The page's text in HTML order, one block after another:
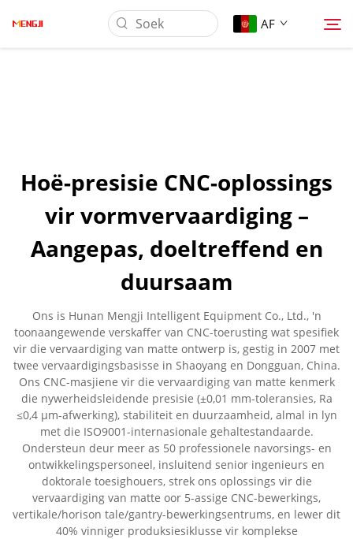
AF
Toepassing
Laai Af
Kontak Ons
Hoë-presisie CNC-oplossings
vir vormvervaardiging –
Aangepas, doeltreffend en
duursaam
Ons is Hunan Mengji Intelligent Equipment Co., Ltd., 'n
toonaangewende verskaffer van CNC-toerusting wat spesifiek
vir die vervaardiging van matte ontwerp is, gestig in 2007 met
twee vervaardigingsbasisse in Shaoyang en Dongguan, China.
Ons CNC-masjiene vir die vervaardiging van matte kenmerk
die nywerheidsleidende presisie (±0,01 mm-toleransies, Ra
≤0,4 µm-afwerking), stabiliteit en duurzaamheid, almal in lyn
met die ISO9001-internasionale gehaltestandaarde.
Ondersteun deur meer as 50 professionele navorsings- en
ontwikkelingspersoneel, insluitend senior ingenieurs en
doktorale toesighouers, strek ons oplossings vir die
vervaardiging van matte oor 5-assige CNC-bewerkings,
vertikale/horison tale/gantry-bewerkingsentrums, en lewer dit
40% vinniger produksiesiklusse vir komplekse